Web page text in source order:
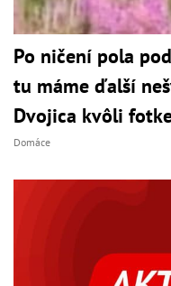
Po ničení pola
tu máme ďalší
Dvojica kvôli
Domáce